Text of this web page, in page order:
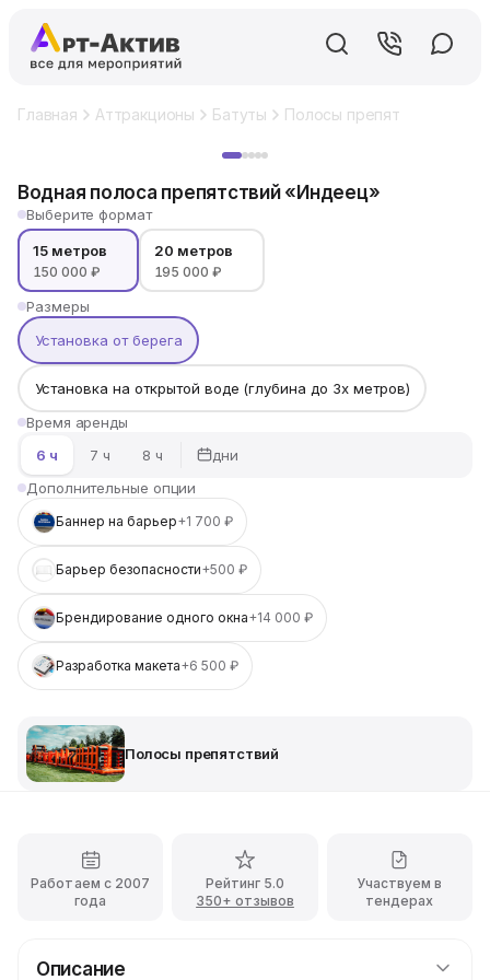
Главная Аттракционы Батуты Полосы препятствий
Водная полоса препятствий «Индеец»
Выберите формат
15 метров
150 000 ₽
20 метров
195 000 ₽
Размеры
Установка от берега
Установка на открытой воде (глубина до 3х метров)
Время аренды
6 ч
7 ч 8 ч
дни
Дополнительные опции
Баннер на барьер+1 700 ₽
Барьер безопасности+500 ₽
Брендирование одного окна+14 000 ₽
Разработка макета+6 500 ₽
Полосы препятствий
Работаем с 2007
года
Рейтинг 5.0
350+ отзывов
Участвуем в
тендерах
Описание